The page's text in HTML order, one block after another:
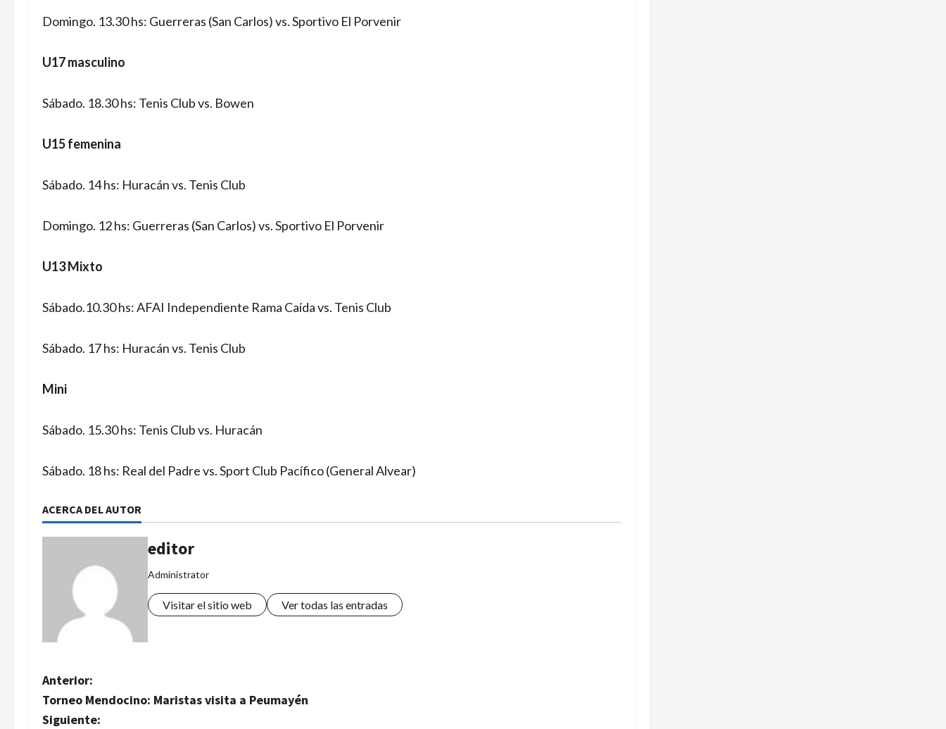
Domingo. 13.30 hs: Guerreras (San Carlos) vs. Sportivo El Porvenir
U17 masculino
Sábado. 18.30 hs: Tenis Club vs. Bowen
U15 femenina
Sábado. 14 hs: Huracán vs. Tenis Club
Domingo. 12 hs: Guerreras (San Carlos) vs. Sportivo El Porvenir
U13 Mixto
Sábado.10.30 hs: AFAI Independiente Rama Caída vs. Tenis Club
Sábado. 17 hs: Huracán vs. Tenis Club
Mini
Sábado. 15.30 hs: Tenis Club vs. Huracán
Sábado. 18 hs: Real del Padre vs. Sport Club Pacífico (General Alvear)
ACERCA DEL AUTOR
editor
Administrator
Visitar el sitio web Ver todas las entradas
N
a
Anterior:
Torneo Mendocino: Maristas visita a Peumayén
Siguiente: